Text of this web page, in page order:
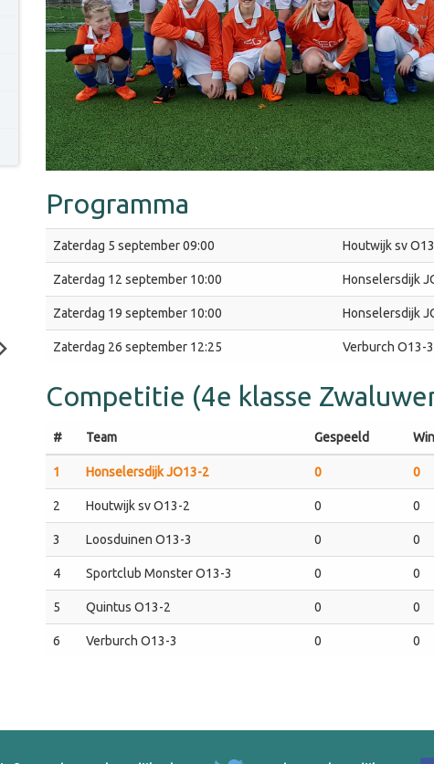
Programma
Zaterdag 5 september 09:00 Houtwijk sv
Zaterdag 12 september 10:00 Honselersdijk
Zaterdag 19 september 10:00 Honselersdijk
Zaterdag 26 september 12:25 Verburch O13-
Competitie (4e klasse
# Team Gespeeld
1 Honselersdijk JO13-2 0 0
2 Houtwijk sv O13-2 0 0
3 Loosduinen O13-3 0 0
4 Sportclub Monster O13-3 0 0
5 Quintus O13-2 0 0
6 Verburch O13-3 0 0